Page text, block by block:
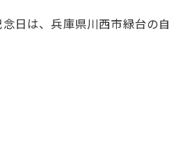
日は、兵庫県川西市緑台の自